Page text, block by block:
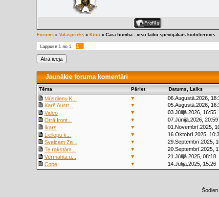
Forums » Vaļasprieks » Kino » Cara bumba - visu laiku spēcīgākais kodolierocis.
Lappuse 1 no 1 1
Jaunākie foruma komentāri
Tēma Pāriet Datums, Laiks
Mūsdienu K... ▼
06.Augustā.2026,
Karš Austr...
▼
05.Augustā.2026,
Video
▼
03.Jūlijā.2026, 16:55
Otrā front...
▼
07.Jūnijā.2026, 20:59
Ikars
▼
01.Novembrī.2025,
Liellopu k...
▼
16.Oktobrī.2025,
Sveicam Ze...
▼
29.Septembrī.2025,
Te rakstām...
▼
20.Septembrī.2025,
Vērmahta u...
▼
21.Jūlijā.2025, 08:18
Cope
▼ 14.Jūlijā.2025, 15:26